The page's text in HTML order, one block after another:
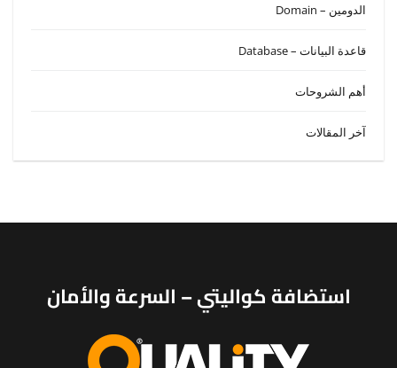
الدومين – Domain
قاعدة البيانات – Database
أهم الشروحات
آخر المقالات
استضافة كواليتي – السرعة والأمان